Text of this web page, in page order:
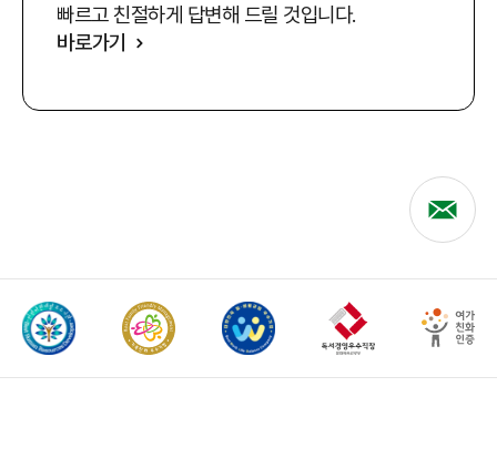
빠르고 친절하게 답변해 드릴 것입니다.
바로가기